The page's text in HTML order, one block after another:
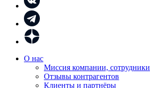
О нас
Миссия компании, сотрудники
Отзывы контрагентов
Клиенты и партнёры